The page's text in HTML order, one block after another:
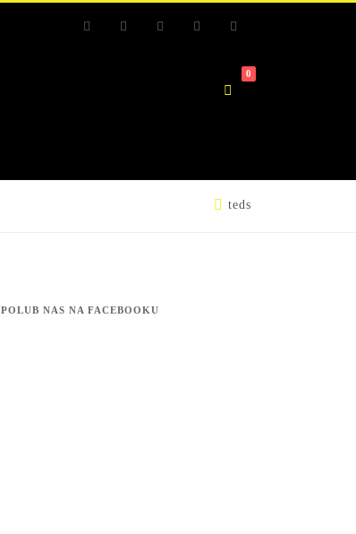
Youtube
0
teds
POLUB NAS NA FACEBOOKU